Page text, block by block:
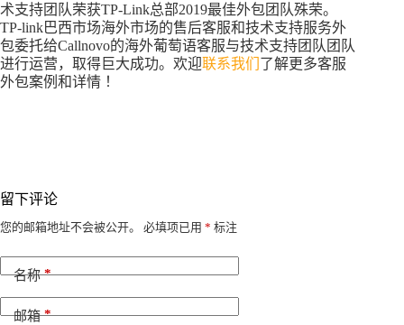
术支持团队荣获TP-Link总部2019最佳外包团队殊荣。
TP-link巴西市场海外市场的售后客服和技术支持服务外
包委托给Callnovo的海外葡萄语客服与技术支持团队团队
进行运营，取得巨大成功。欢迎联系我们 了解更多客服
外包案例和详情 ！
留下评论
您的邮箱地址不会被公开。 必填项已用 * 标注
名称*
邮箱*
A
t
e